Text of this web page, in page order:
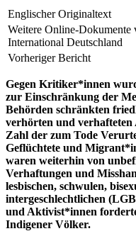
Englischer Originaltext
Weitere Online-Dokumente
International Deutschland
Vorheriger Bericht
Gegen Kritiker*innen
zur Einschränkung der
Behörden schränkten
verhörten und
Zahl der zum Tode
Geflüchtete und Migrant
waren weiterhin von
Verhaftungen und
lesbischen, schwulen,
intergeschlechtlichen
und Aktivist*innen
Indigener Völker.